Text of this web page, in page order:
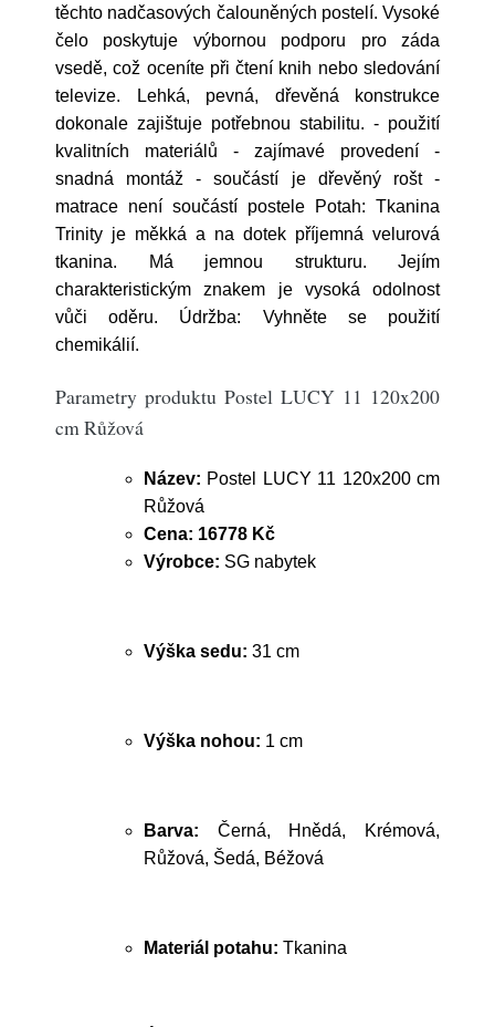
těchto nadčasových čalouněných postelí. Vysoké
čelo poskytuje výbornou podporu pro záda
vsedě, což oceníte při čtení knih nebo sledování
televize. Lehká, pevná, dřevěná konstrukce
dokonale zajištuje potřebnou stabilitu. - použití
kvalitních materiálů - zajímavé provedení -
snadná montáž - součástí je dřevěný rošt -
matrace není součástí postele Potah: Tkanina
Trinity je měkká a na dotek příjemná velurová
tkanina. Má jemnou strukturu. Jejím
charakteristickým znakem je vysoká odolnost
vůči oděru. Údržba: Vyhněte se použití
chemikálií.
Parametry produktu Postel LUCY 11 120x200
cm Růžová
Název: Postel LUCY 11 120x200 cm
Růžová
Cena: 16778 Kč
Výrobce: SG nabytek
Výška sedu: 31 cm
Výška nohou: 1 cm
Barva: Černá, Hnědá, Krémová,
Růžová, Šedá, Béžová
Materiál potahu: Tkanina